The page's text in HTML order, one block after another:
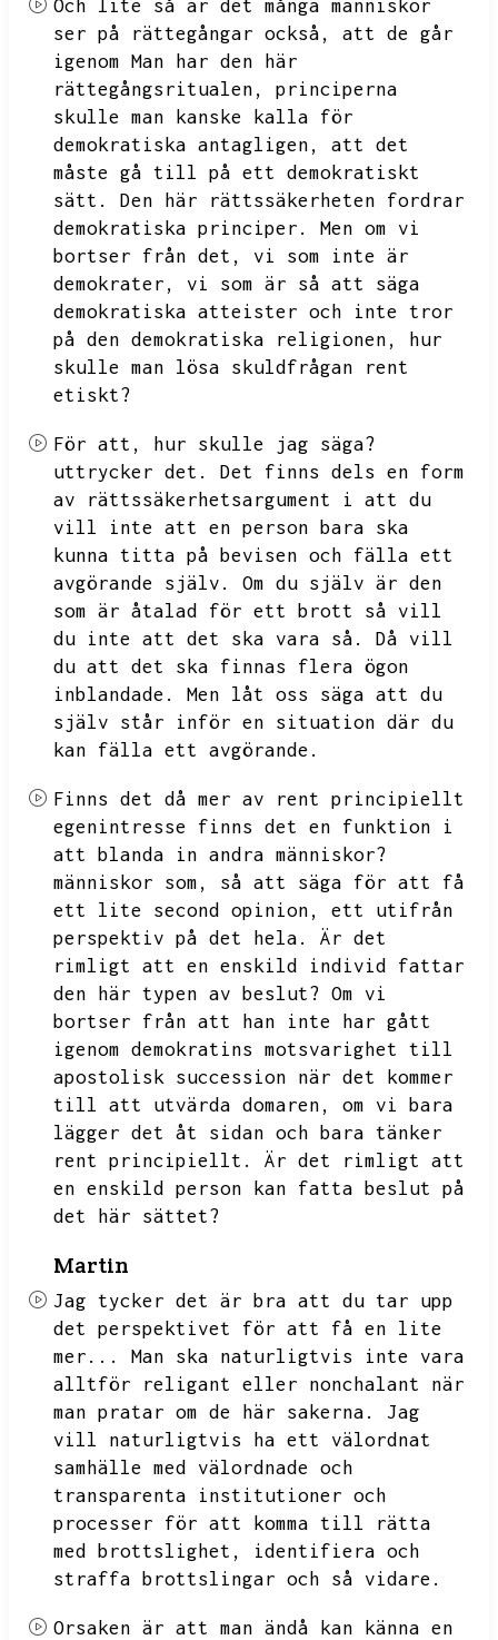
Och lite så är det många människor
ser på rättegångar också,
att de går
igenom Man har den här
rättegångsritualen,
principerna
skulle man kanske kalla för
demokratiska antagligen,
att det
måste gå till på ett demokratiskt
sätt.
Den här rättssäkerheten fordrar
demokratiska principer.
Men om vi
bortser från det,
vi som inte är
demokrater,
vi som är så att säga
demokratiska atteister och inte tror
på den demokratiska religionen,
hur
skulle man lösa skuldfrågan rent
etiskt?
För att,
hur skulle jag säga?
uttrycker det.
Det finns dels en form
av rättssäkerhetsargument i att du
vill inte att en person bara ska
kunna titta på bevisen och fälla ett
avgörande själv.
Om du själv är den
som är åtalad för ett brott så vill
du inte att det ska vara så.
Då vill
du att det ska finnas flera ögon
inblandade.
Men låt oss säga att du
själv står inför en situation där du
kan fälla ett avgörande.
Finns det då mer av rent principiellt
egenintresse finns det en funktion i
att blanda in andra människor?
människor som,
så att säga för att få
ett lite second opinion,
ett utifrån
perspektiv på det hela.
Är det
rimligt att en enskild individ fattar
den här typen av beslut? Om vi
bortser från att han inte har gått
igenom demokratins motsvarighet till
apostolisk succession när det kommer
till att utvärda domaren,
om vi bara
lägger det åt sidan och bara tänker
rent principiellt.
Är det rimligt att
en enskild person kan fatta beslut på
det här sättet?
Martin
Jag tycker det är bra att du tar upp
det perspektivet för att få en lite
mer...
Man ska naturligtvis inte vara
alltför religant eller nonchalant när
man pratar om de här sakerna.
Jag
vill naturligtvis ha ett välordnat
samhälle med välordnade och
transparenta institutioner och
processer för att komma till rätta
med brottslighet,
identifiera och
straffa brottslingar och så vidare.
Orsaken är att man ändå kan känna en